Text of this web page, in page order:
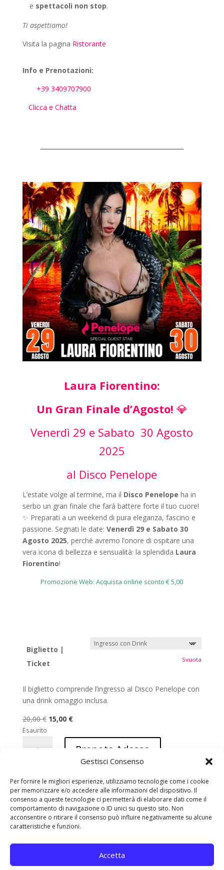
Gestisci Consenso
Per fornire le migliori esperienze, utilizziamo tecnologie come i cookie
per memorizzare e/o accedere alle informazioni del dispositivo. Il
consenso a queste tecnologie ci permetterà di elaborare dati come il
comportamento di navigazione o ID unici su questo sito. Non
acconsentire o ritirare il consenso può influire negativamente su alcune
caratteristiche e funzioni.
Accetta
e spettacoli non stop.
Ti aspettiamo!
Visita la pagina Ristorante
Info e Prenotazioni:
+39 3409707900
Clicca e Chatta
Laura Fiorentino:
Un Gran Finale d’Agosto! 💎
Venerdì 29 e Sabato 30 Agosto
2025
al Disco Penelope
L’estate volge al termine, ma il Disco Penelope ha in
serbo un gran finale che farà battere forte il tuo cuore!
✨ Preparati a un weekend di pura eleganza, fascino e
passione. Segnati le date: Venerdì 29 e Sabato 30
Agosto 2025, perché avremo l’onore di ospitare una
vera icona di bellezza e sensualità: la splendida Laura
Fiorentino!
Promozione Web: Acquista online sconto € 5,00
Biglietto |
Ticket
Svuota
Il biglietto comprende l’ingresso al Disco Penelope con
una drink omaggio inclusa.
20,00€ Il
originale
15,00 €Il
attuale
15,00 €.
Esaurito
Prenota Adesso
Promozione Web: Il Biglietto acquistato andrà cambiato
alla cassa conBiglietto Siae